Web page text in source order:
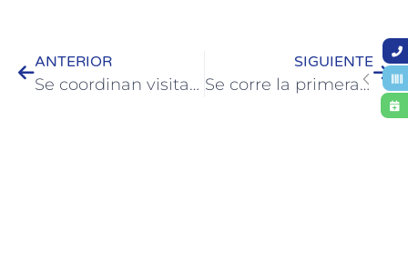
ANTERIOR
Se coordinan visitas guiadas a la Municipalidad de Colón
SIGUIENTE
Se corre la primera fecha de las Maratones Barriales e Institucionales